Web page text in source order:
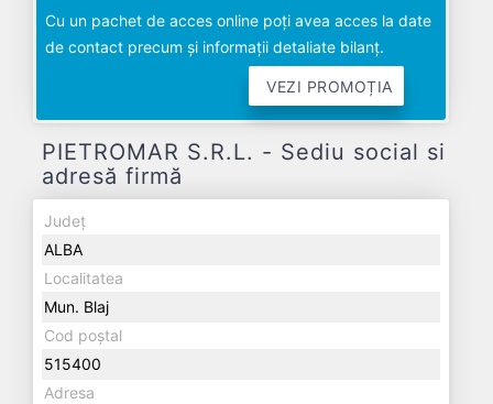
Cu un pachet de acces online poți avea acces la date
de contact precum și informații detaliate bilanț.
VEZI PROMOȚIA
PIETROMAR S.R.L. - Sediu social si
adresă firmă
Județ
ALBA
Localitatea
Mun. Blaj
Cod poștal
515400
Adresa